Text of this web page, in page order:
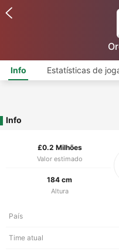
Info Estatísticas de
Info
£0.2 Milhões
Valor estimado
184 cm
Altura
País
Time atual